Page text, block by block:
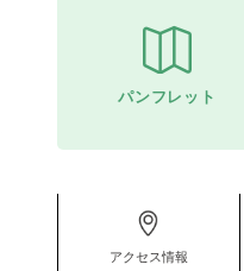
パンフレット
アクセス情報